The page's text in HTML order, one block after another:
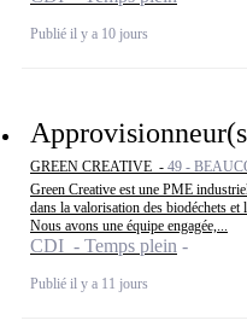
Publié il y a 10 jours
GREEN CREATIVE - 49 -
Green Creative est une PME
dans la valorisation des biodéchets
Nous avons une équipe engagée,...
CDI - Temps plein
Publié il y a 11 jours